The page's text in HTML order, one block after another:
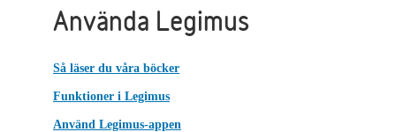
Använda Legimus
Så läser du våra böcker
Funktioner i Legimus
Använd Legimus-appen